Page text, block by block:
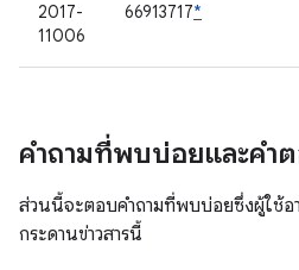
2017-
11006
66913717*
คำถามที่พบบ่อยและคำ
ส่วนนี้จะตอบคำถามที่พบบ่อยซึ่งผู้ใช้อ
กระดานข่าวสารนี้